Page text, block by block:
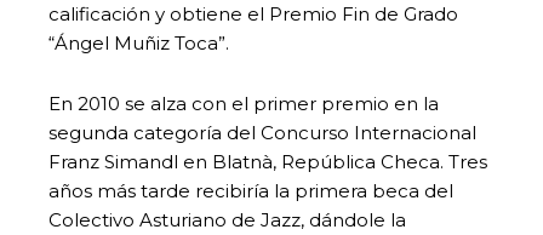
calificación y obtiene el Premio Fin de Grado
“Ángel Muñiz Toca”.
En 2010 se alza con el primer premio en la
segunda categoría del Concurso Internacional
Franz Simandl en Blatnà, República Checa. Tres
años más tarde recibiría la primera beca del
Colectivo Asturiano de Jazz, dándole la